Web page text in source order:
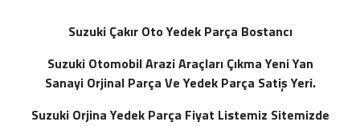
Suzuki Çakır Oto Yedek Parça Bostancı
Suzuki Otomobil Arazi Araçları Çıkma Yeni Yan
Sanayi Orjinal Parça Ve Yedek Parça Satiş Yeri.
Suzuki Orjina Yedek Parça Fiyat Listemiz Sitemizde